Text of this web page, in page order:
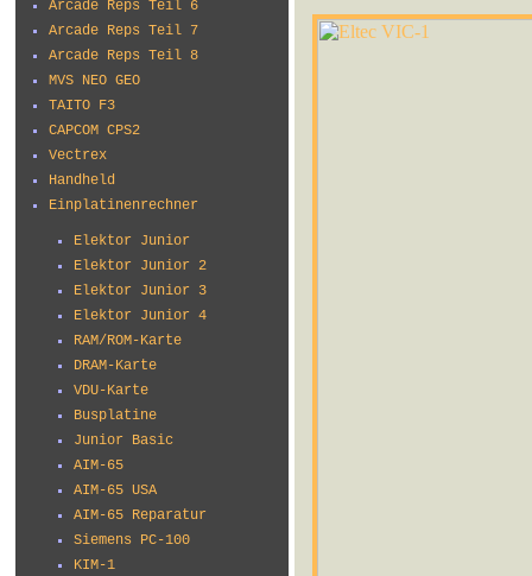
Arcade Reps Teil 6
Arcade Reps Teil 7
Arcade Reps Teil 8
MVS NEO GEO
TAITO F3
CAPCOM CPS2
Vectrex
Handheld
Einplatinenrechner
Elektor Junior
Elektor Junior 2
Elektor Junior 3
Elektor Junior 4
RAM/ROM-Karte
DRAM-Karte
VDU-Karte
Busplatine
Junior Basic
AIM-65
AIM-65 USA
AIM-65 Reparatur
Siemens PC-100
KIM-1